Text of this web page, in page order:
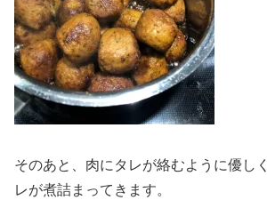
そのあと、肉にタレが絡むように優し
レが煮詰まってきます。